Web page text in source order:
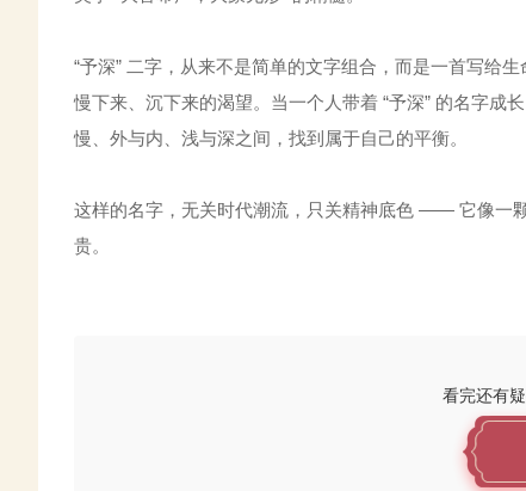
“予深” 二字，从来不是简单的文字组合，而是一首写给
慢下来、沉下来的渴望。当一个人带着 “予深” 的名字成
慢、外与内、浅与深之间，找到属于自己的平衡。
这样的名字，无关时代潮流，只关精神底色 —— 它像一
贵。
看完还有